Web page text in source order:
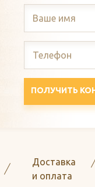
ПОЛУЧИТЬ
Доставка
и оплата